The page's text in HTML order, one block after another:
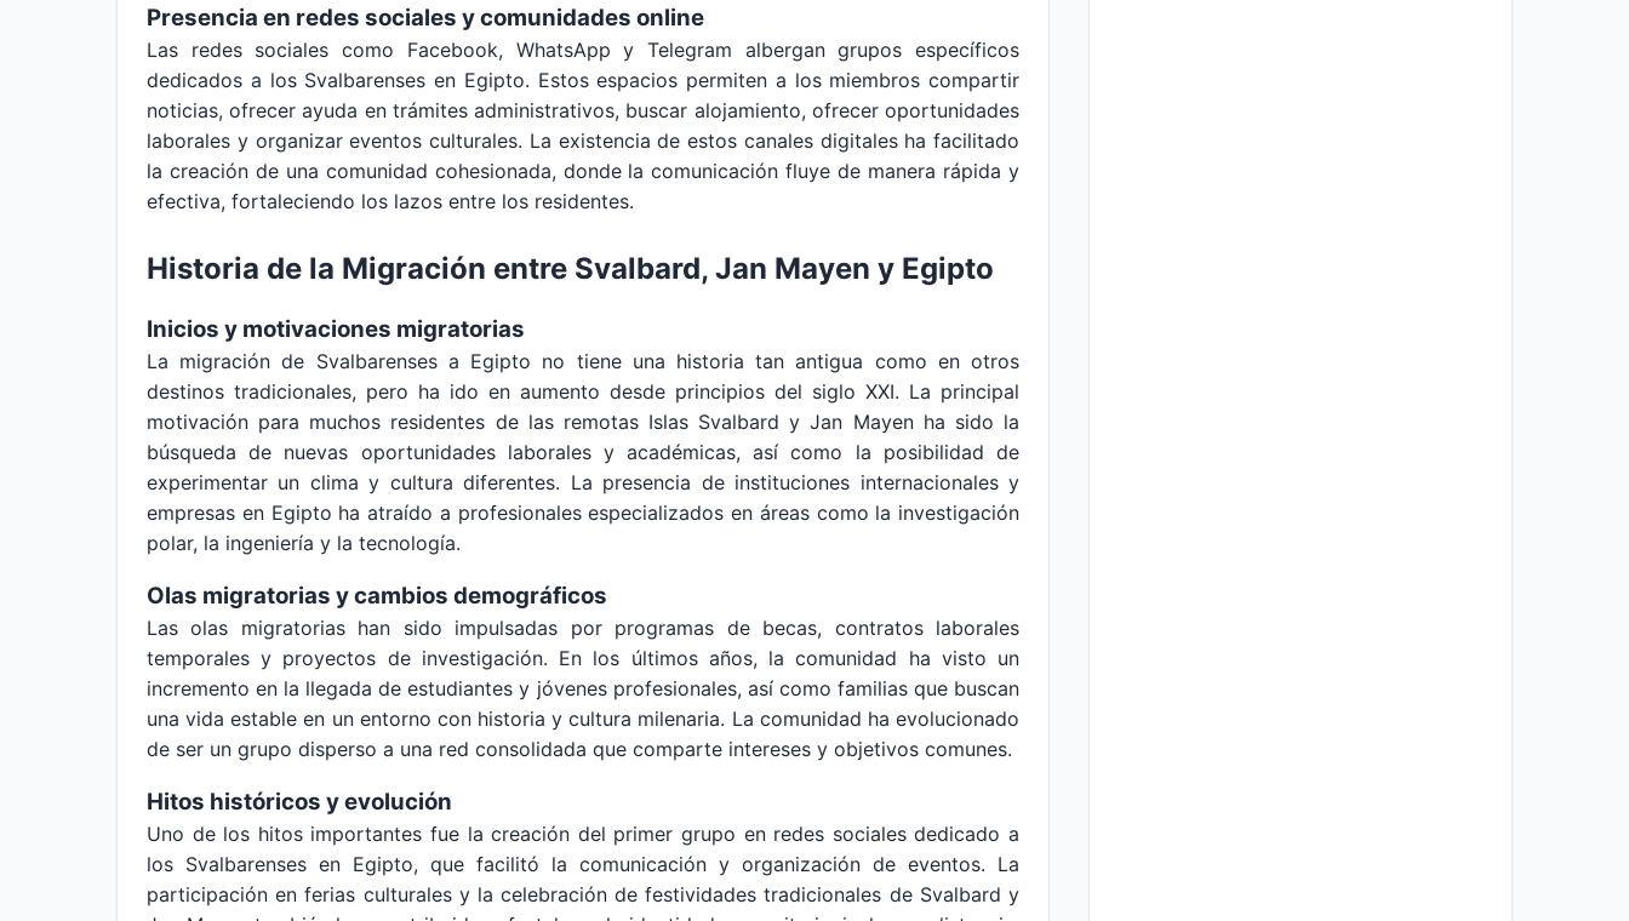
Presencia en redes sociales y comunidades online
Las redes sociales como Facebook, WhatsApp y Telegram albergan grupos específicos
dedicados a los Svalbarenses en Egipto. Estos espacios permiten a los miembros compartir
noticias, ofrecer ayuda en trámites administrativos, buscar alojamiento, ofrecer oportunidades
laborales y organizar eventos culturales. La existencia de estos canales digitales ha facilitado
la creación de una comunidad cohesionada, donde la comunicación fluye de manera rápida y
efectiva, fortaleciendo los lazos entre los residentes.
Historia de la Migración entre Svalbard, Jan Mayen y Egipto
Inicios y motivaciones migratorias
La migración de Svalbarenses a Egipto no tiene una historia tan antigua como en otros
destinos tradicionales, pero ha ido en aumento desde principios del siglo XXI. La principal
motivación para muchos residentes de las remotas Islas Svalbard y Jan Mayen ha sido la
búsqueda de nuevas oportunidades laborales y académicas, así como la posibilidad de
experimentar un clima y cultura diferentes. La presencia de instituciones internacionales y
empresas en Egipto ha atraído a profesionales especializados en áreas como la investigación
polar, la ingeniería y la tecnología.
Olas migratorias y cambios demográficos
Las olas migratorias han sido impulsadas por programas de becas, contratos laborales
temporales y proyectos de investigación. En los últimos años, la comunidad ha visto un
incremento en la llegada de estudiantes y jóvenes profesionales, así como familias que buscan
una vida estable en un entorno con historia y cultura milenaria. La comunidad ha evolucionado
de ser un grupo disperso a una red consolidada que comparte intereses y objetivos comunes.
Hitos históricos y evolución
Uno de los hitos importantes fue la creación del primer grupo en redes sociales dedicado a
los Svalbarenses en Egipto, que facilitó la comunicación y organización de eventos. La
participación en ferias culturales y la celebración de festividades tradicionales de Svalbard y